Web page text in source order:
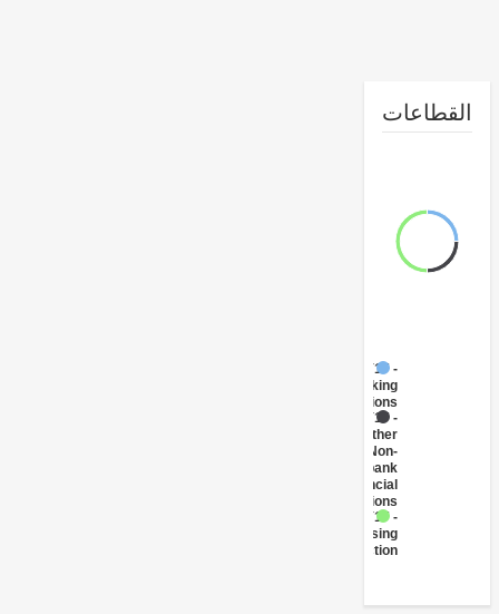
Institutions
Institutions
Construction